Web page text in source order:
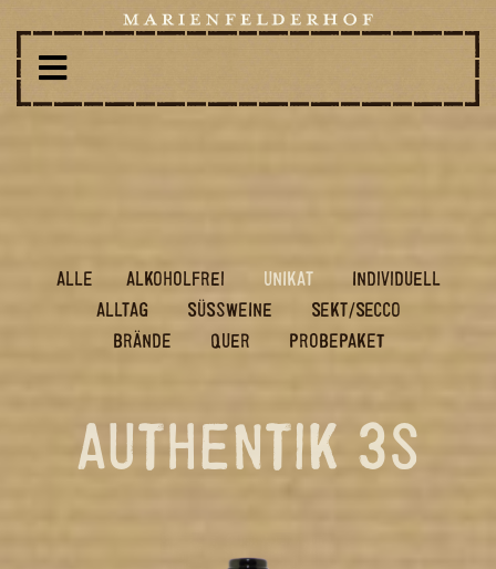
ALLE AL­KO­HOL­FREI UNI­KAT
IN­DI­VI­DU­ELL
ALL­TAG
SÜSS­WEI­NE
SEKT/SECCO
BRÄN­DE
QUER PRO­BE­PA­KET
AUTHENTIK 3S